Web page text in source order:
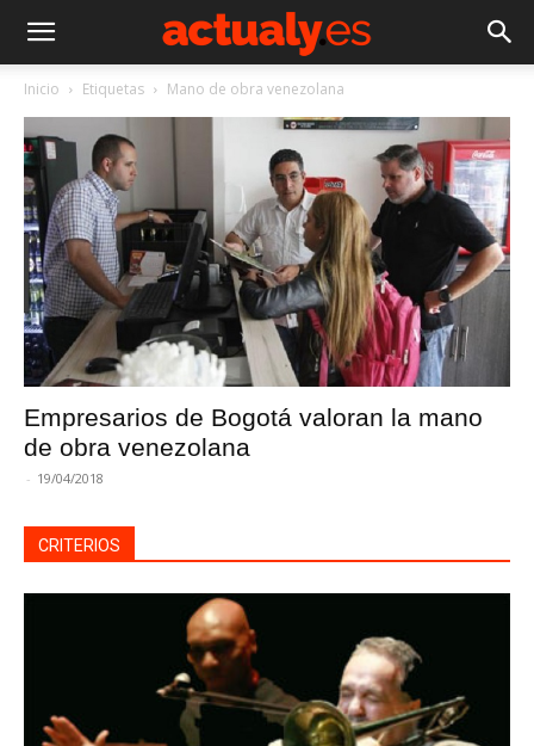
Inicio Etiquetas Mano de obra venezolana
Empresarios de Bogotá valoran la mano
de obra venezolana
- 19/04/2018
CRITERIOS